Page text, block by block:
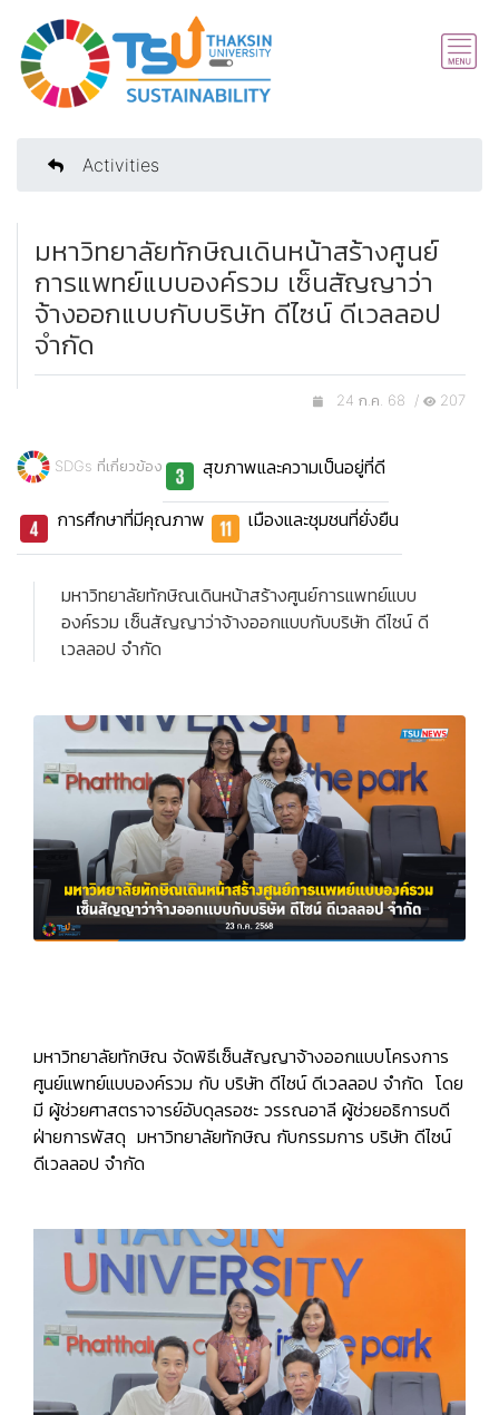
Activities
มหาวิทยาลัยทักษิณเดินหน้าสร้างศูนย์
การแพทย์แบบองค์รวม เซ็นสัญญาว่า
จ้างออกแบบกับบริษัท ดีไซน์ ดีเวลลอป
จำกัด
24 ก.ค. 68 / 207
SDGs ที่เกี่ยวข้อง สุขภาพและความเป็นอยู่ที่ดี
การศึกษาที่มีคุณภาพ เมืองและชุมชนที่ยั่งยืน
มหาวิทยาลัยทักษิณเดินหน้าสร้างศูนย์การแพทย์แบบ
องค์รวม เซ็นสัญญาว่าจ้างออกแบบกับบริษัท ดีไซน์ ดี
เวลลอป จำกัด
มหาวิทยาลัยทักษิณ จัดพิธีเซ็นสัญญาจ้างออกแบบโครงการ
ศูนย์แพทย์แบบองค์รวม กับ บริษัท ดีไซน์ ดีเวลลอป จำกัด โดย
มี ผู้ช่วยศาสตราจารย์อับดุลรอซะ วรรณอาลี ผู้ช่วยอธิการบดี
ฝ่ายการพัสดุ มหาวิทยาลัยทักษิณ กับกรรมการ บริษัท ดีไซน์
ดีเวลลอป จำกัด